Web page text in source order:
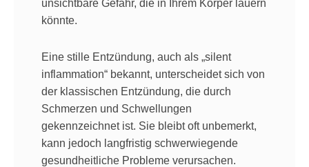
unsichtbare Gefahr, die in Ihrem Körper lauern
könnte.
Eine stille Entzündung, auch als „silent
inflammation“ bekannt, unterscheidet sich von
der klassischen Entzündung, die durch
Schmerzen und Schwellungen
gekennzeichnet ist. Sie bleibt oft unbemerkt,
kann jedoch langfristig schwerwiegende
gesundheitliche Probleme verursachen.